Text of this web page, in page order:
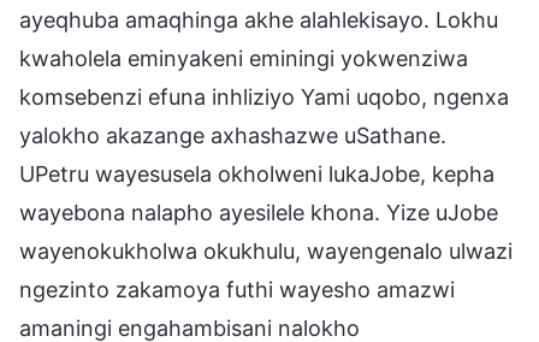
ayeqhuba amaqhinga akhe alahlekisayo. Lokhu
kwaholela eminyakeni eminingi yokwenziwa
komsebenzi efuna inhliziyo Yami uqobo, ngenxa
yalokho akazange axhashazwe uSathane.
UPetru wayesusela okholweni lukaJobe, kepha
wayebona nalapho ayesilele khona. Yize uJobe
wayenokukholwa okukhulu, wayengenalo ulwazi
ngezinto zakamoya futhi wayesho amazwi
amaningi engahambisani nalokho